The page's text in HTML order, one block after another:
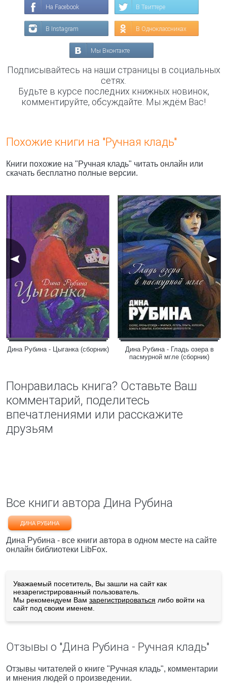
На Facebook В Твиттере
В Instagram В Одноклассниках
Мы Вконтакте
Подписывайтесь на наши страницы в социальных
сетях.
Будьте в курсе последних книжных новинок,
комментируйте, обсуждайте. Мы ждём Вас!
Похожие книги на "Ручная кладь"
Книги похожие на "Ручная кладь" читать онлайн или
скачать бесплатно полные версии.
Дина Рубина - Цыганка (сборник)
Дина Рубина - Гладь озера в
пасмурной мгле (сборник)
Понравилась книга? Оставьте Ваш
комментарий, поделитесь
впечатлениями или расскажите
друзьям
Все книги автора Дина Рубина
ДИНА РУБИНА
Дина Рубина - все книги автора в одном месте на сайте
онлайн библиотеки LibFox.
Уважаемый посетитель, Вы зашли на сайт как
незарегистрированный пользователь.
Мы рекомендуем Вам зарегистрироваться либо войти на
сайт под своим именем.
Отзывы о "Дина Рубина - Ручная кладь"
Отзывы читателей о книге "Ручная кладь", комментарии
и мнения людей о произведении.